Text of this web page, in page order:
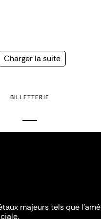
Page
Charger la suite
BILLETTERIE
majeurs tels que